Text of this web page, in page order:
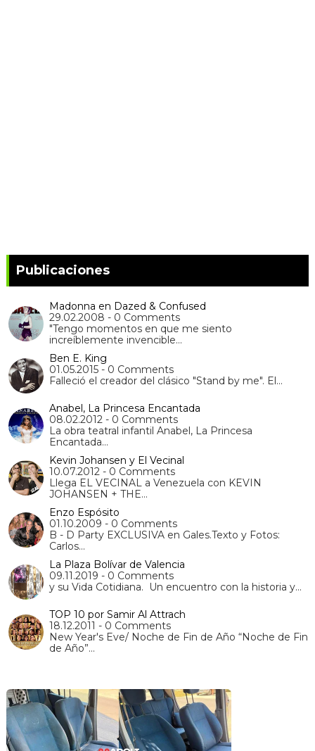
Publicaciones
Madonna en Dazed & Confused
29.02.2008 - 0 Comments
"Tengo momentos en que me siento
increíblemente invencible…
Ben E. King
01.05.2015 - 0 Comments
Falleció el creador del clásico "Stand by me". El…
Anabel, La Princesa Encantada
08.02.2012 - 0 Comments
La obra teatral infantil Anabel, La Princesa
Encantada…
Kevin Johansen y El Vecinal
10.07.2012 - 0 Comments
Llega EL VECINAL a Venezuela con KEVIN
JOHANSEN + THE…
Enzo Espósito
01.10.2009 - 0 Comments
B - D Party EXCLUSIVA en Gales.Texto y Fotos:
Carlos…
La Plaza Bolívar de Valencia
09.11.2019 - 0 Comments
y su Vida Cotidiana. Un encuentro con la historia y…
TOP 10 por Samir Al Attrach
18.12.2011 - 0 Comments
New Year's Eve/ Noche de Fin de Año “Noche de Fin
de Año”…